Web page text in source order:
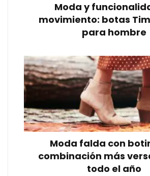
Moda y
movimiento: botas
para hombre
Moda falda con
combinación más
todo el año